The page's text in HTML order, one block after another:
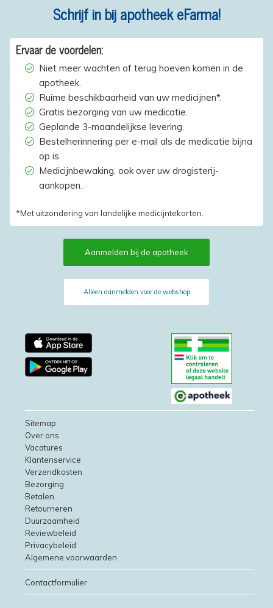
Schrijf in bij apotheek eFarma!
Ervaar de voordelen:
Niet meer wachten of terug hoeven komen in de
apotheek.
Ruime beschikbaarheid van uw medicijnen*.
Gratis bezorging van uw medicatie.
Geplande 3-maandelijkse levering.
Bestelherinnering per e-mail als de medicatie bijna
op is.
Medicijnbewaking, ook over uw drogisterij-
aankopen.
*Met uitzondering van landelijke medicijntekorten.
Aanmelden bij de apotheek
Alleen aanmelden voor de webshop
Sitemap
Over ons
Vacatures
Klantenservice
Verzendkosten
Bezorging
Betalen
Retourneren
Duurzaamheid
Reviewbeleid
Privacybeleid
Algemene voorwaarden
Contactformulier